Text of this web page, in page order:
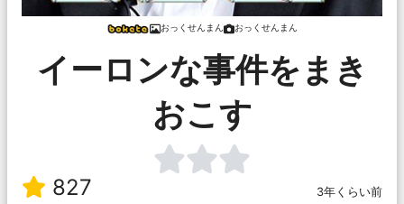
おっくせんまん おっくせんまん
イーロンな事件をまき
おこす
827 3年くらい前